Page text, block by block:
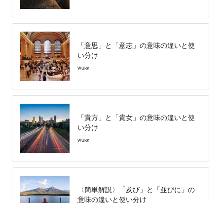
「意思」と「意志」の意味の違いと使
い分け
WURK
「貴方」と「貴女」の意味の違いと使
い分け
WURK
〈簡単解説〉「及び」と「並びに」の
意味の違いと使い分け